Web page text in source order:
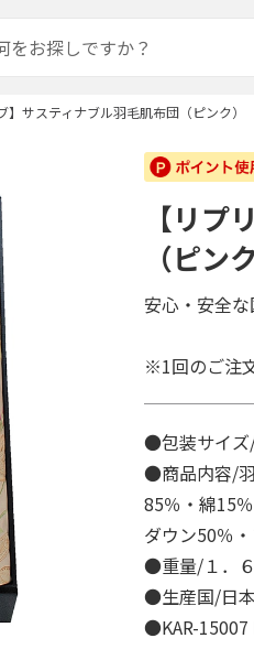
ブ】サスティナブル羽毛肌布団（ピンク
【リプ
（ピ
安心・安全
※1回のご注
●包装サイ
●商品内容/
85％・綿15
ダウン50％
●重量/１．
●生産国/日
●KAR-15007